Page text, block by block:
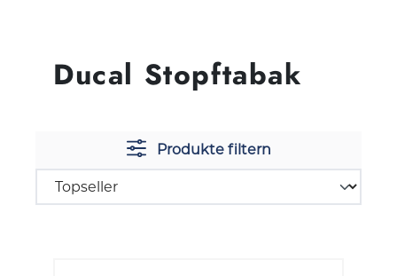
Ducal Stopftabak
Produkte filtern